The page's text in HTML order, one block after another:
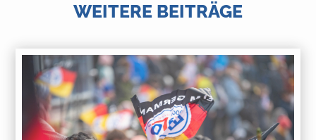
WEITERE BEITRÄGE